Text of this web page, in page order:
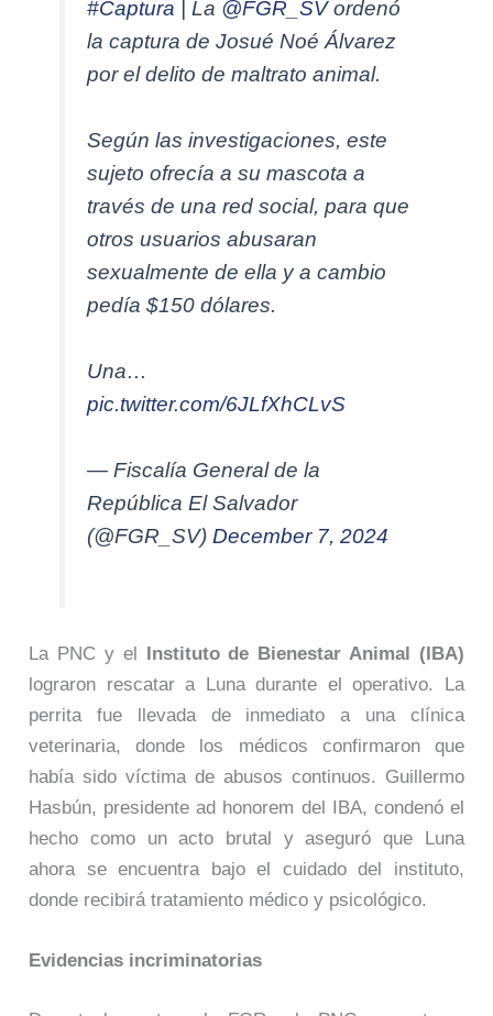
#Captura | La @FGR_SVordenó
la captura de Josué Noé Álvarez
por el delito de maltrato animal.
Según las investigaciones, este
sujeto ofrecía a su mascota a
través de una red social, para que
otros usuarios abusaran
sexualmente de ella y a cambio
pedía $150 dólares.
Una…
pic.twitter.com/6JLfXhCLvS
— Fiscalía General de la
República El Salvador
(@FGR_SV)December 7, 2024
La PNC y el Instituto de Bienestar Animal (IBA)
lograron rescatar a Luna durante el operativo. La
perrita fue llevada de inmediato a una clínica
veterinaria, donde los médicos confirmaron que
había sido víctima de abusos continuos. Guillermo
Hasbún, presidente ad honorem del IBA, condenó el
hecho como un acto brutal y aseguró que Luna
ahora se encuentra bajo el cuidado del instituto,
donde recibirá tratamiento médico y psicológico.
Evidencias incriminatorias